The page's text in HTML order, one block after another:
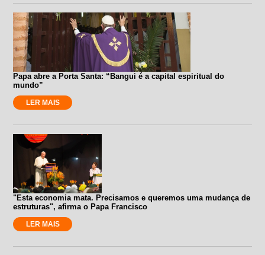
Papa abre a Porta Santa: “Bangui é a capital espiritual do
mundo”
LER MAIS
"Esta economia mata. Precisamos e queremos uma mudança de
estruturas", afirma o Papa Francisco
LER MAIS